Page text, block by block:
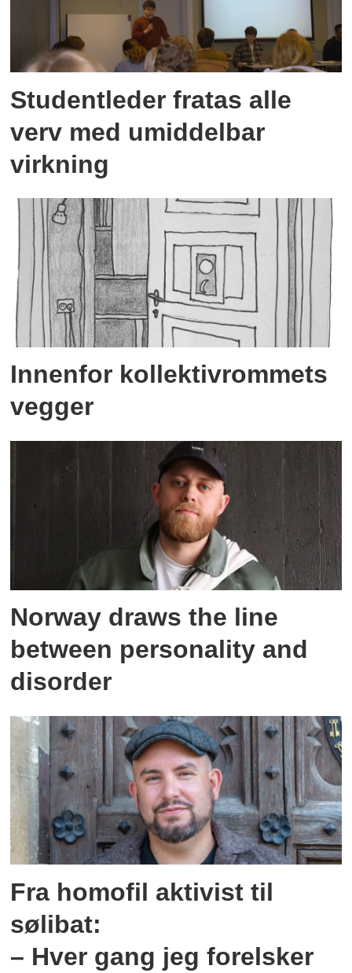
Studentleder fratas alle
verv med umiddelbar
virkning
Innenfor kollektivrommets
vegger
Norway draws the line
between personality and
disorder
Fra homofil aktivist til
sølibat:
– Hver gang jeg forelsker